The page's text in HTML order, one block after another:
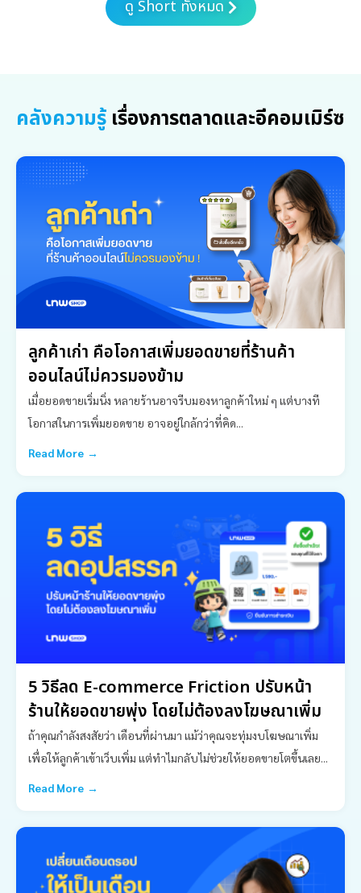
ดู Short ทั้งหมด
คลังความรู้ เรื่องการตลาดและอีคอมเมิร์ซ
ลูกค้าเก่า คือโอกาสเพิ่มยอดขายที่ร้านค้า
ออนไลน์ไม่ควรมองข้าม
เมื่อยอดขายเริ่มนิ่ง หลายร้านอาจรีบมองหาลูกค้าใหม่ ๆ แต่บางที
โอกาสในการเพิ่มยอดขาย อาจอยู่ใกล้กว่าที่คิด...
Read More →
5 วิธีลด E-commerce Friction ปรับหน้า
ร้านให้ยอดขายพุ่ง โดยไม่ต้องลงโฆษณาเพิ่ม
ถ้าคุณกำลังสงสัยว่า เดือนที่ผ่านมา แม้ว่าคุณจะทุ่มงบโฆษณาเพิ่ม
เพื่อให้ลูกค้าเข้าเว็บเพิ่ม แต่ทำไมกลับไม่ช่วยให้ยอดขายโตขึ้นเลย...
Read More →